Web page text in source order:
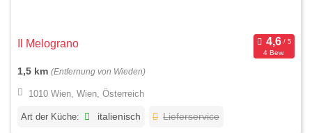
Il Melograno
4 Bew.
1,5 km (Entfernung von Wieden)
1010 Wien, Wien, Österreich
Art der Küche: italienisch Lieferservice